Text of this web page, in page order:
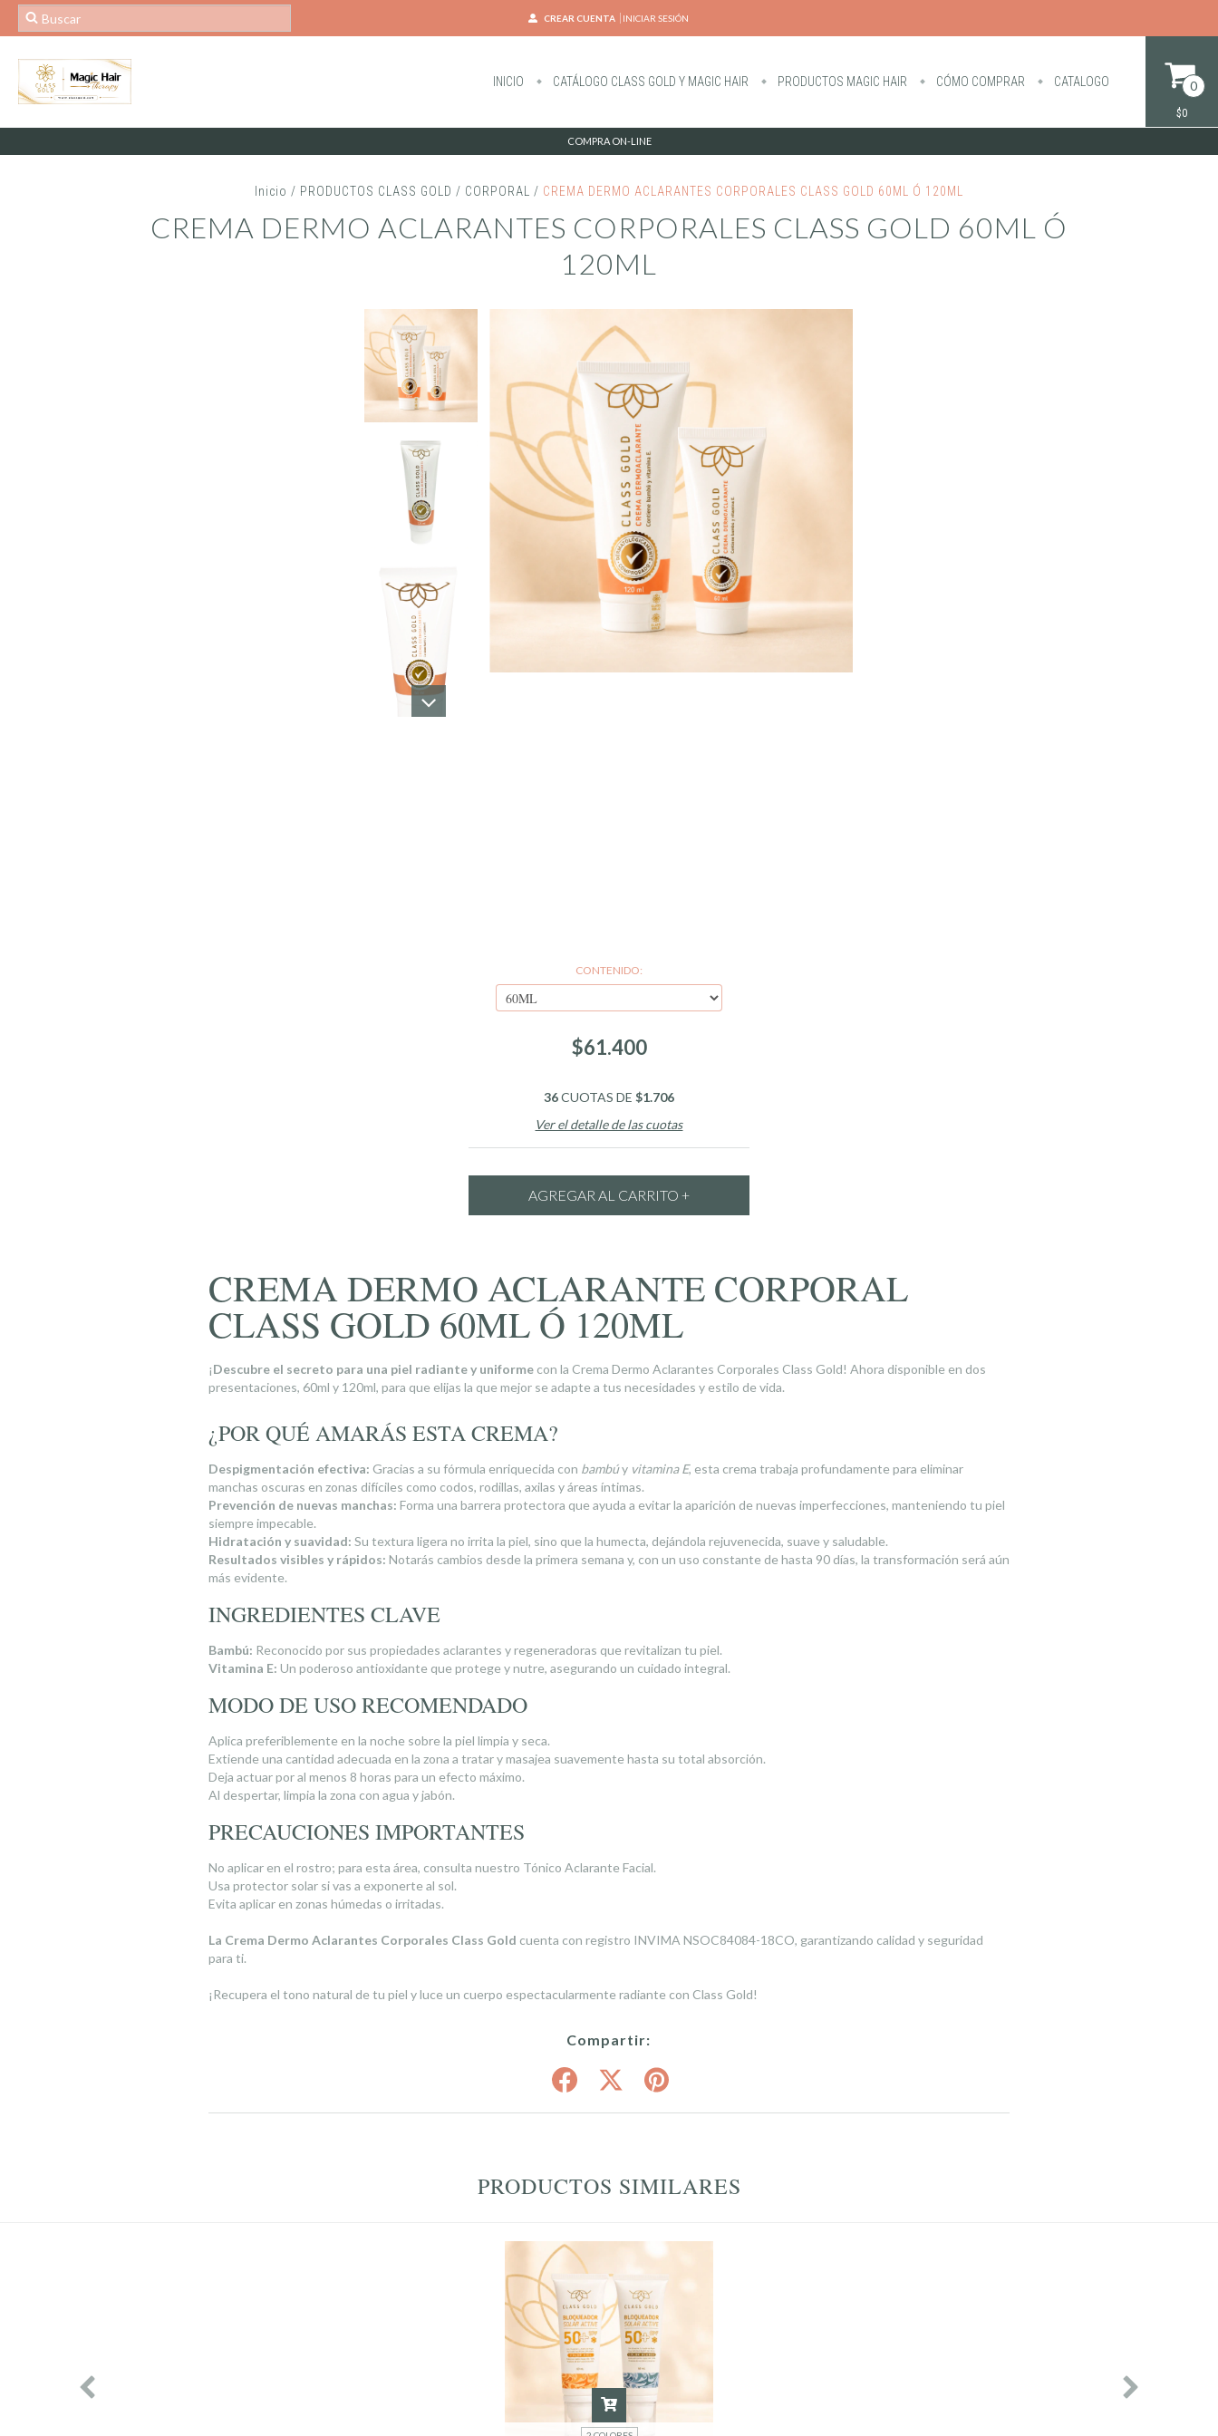
CREAR CUENTA INICIAR SESIÓN
INICIO CATÁLOGO CLASS GOLD Y MAGIC HAIR PRODUCTOS MAGIC HAIR CÓMO COMPRAR CATALOGO 0
$0
COMPRA ON-LINE
Inicio / PRODUCTOS CLASS GOLD / CORPORAL / CREMA DERMO ACLARANTES CORPORALES CLASS GOLD 60ML Ó 120ML
CREMA DERMO ACLARANTES CORPORALES CLASS GOLD 60ML Ó
120ML
CONTENIDO:
$61.400
36CUOTAS DE $1.706
Ver el detalle de las cuotas
CREMA DERMO ACLARANTE CORPORAL
CLASS GOLD 60ML Ó 120ML
¡Descubre el secreto para una piel radiante y uniformecon la Crema Dermo Aclarantes Corporales Class Gold! Ahora disponible en dos
presentaciones, 60ml y 120ml, para que elijas la que mejor se adapte a tus necesidades y estilo de vida.
¿POR QUÉ AMARÁS ESTA CREMA?
Despigmentación efectiva: Gracias a su fórmula enriquecida con bambúy vitamina E, esta crema trabaja profundamente para eliminar
manchas oscuras en zonas difíciles como codos, rodillas, axilas y áreas íntimas.
Prevención de nuevas manchas: Forma una barrera protectora que ayuda a evitar la aparición de nuevas imperfecciones, manteniendo tu piel
siempre impecable.
Hidratación y suavidad: Su textura ligera no irrita la piel, sino que la humecta, dejándola rejuvenecida, suave y saludable.
Resultados visibles y rápidos: Notarás cambios desde la primera semana y, con un uso constante de hasta 90 días, la transformación será aún
más evidente.
INGREDIENTES CLAVE
Bambú: Reconocido por sus propiedades aclarantes y regeneradoras que revitalizan tu piel.
Vitamina E: Un poderoso antioxidante que protege y nutre, asegurando un cuidado integral.
MODO DE USO RECOMENDADO
Aplica preferiblemente en la noche sobre la piel limpia y seca.
Extiende una cantidad adecuada en la zona a tratar y masajea suavemente hasta su total absorción.
Deja actuar por al menos 8 horas para un efecto máximo.
Al despertar, limpia la zona con agua y jabón.
PRECAUCIONES IMPORTANTES
No aplicar en el rostro; para esta área, consulta nuestro Tónico Aclarante Facial.
Usa protector solar si vas a exponerte al sol.
Evita aplicar en zonas húmedas o irritadas.
La Crema Dermo Aclarantes Corporales Class Gold cuenta con registro INVIMA NSOC84084-18CO, garantizando calidad y seguridad
para ti.
¡Recupera el tono natural de tu piel y luce un cuerpo espectacularmente radiante con Class Gold!
Compartir:
PRODUCTOS SIMILARES